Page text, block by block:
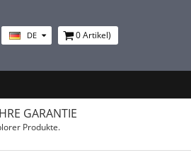
DE 0Artikel)
GARANTIE
Produkte.